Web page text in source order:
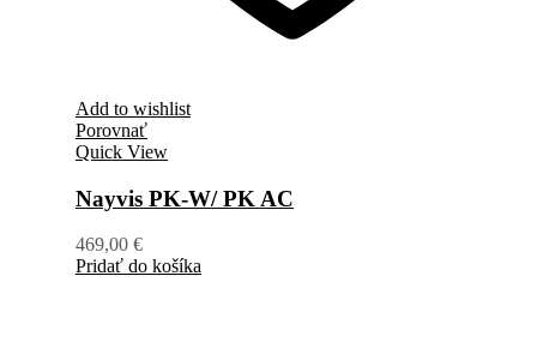
Add to wishlist
Porovnať
Quick View
Nayvis PK-W/ PK AC
469,00 €
Pridať do košíka